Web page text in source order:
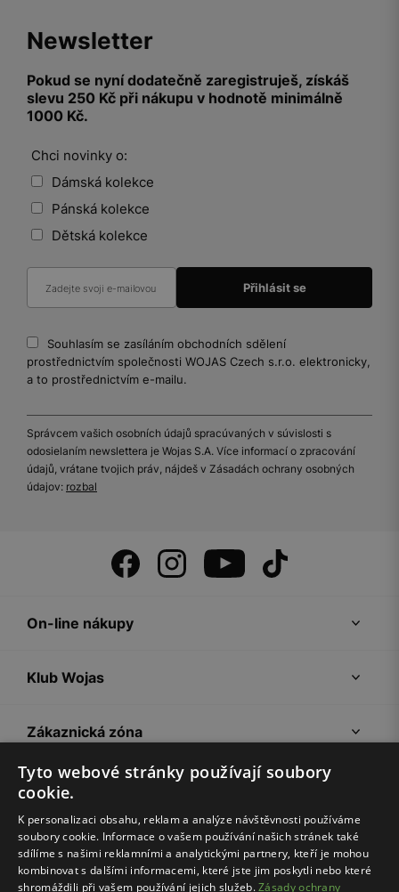
Newsletter
Pokud se nyní dodatečně zaregistruješ, získáš
slevu 250 Kč při nákupu v hodnotě minimálně
1000 Kč.
Chci novinky o:
Dámská kolekce
Pánská kolekce
Dětská kolekce
Souhlasím se zasíláním obchodních sdělení
prostřednictvím společnosti WOJAS Czech s.r.o. elektronicky,
a to prostřednictvím e-mailu.
Správcem vašich osobních údajů spracúvaných v súvislosti s
odosielaním newslettera je Wojas S.A. Více informací o zpracování
údajů, vrátane tvojich práv, nájdeš v Zásadách ochrany osobných
údajov: rozbal
On-line nákupy
Klub Wojas
Zákaznická zóna
Společnost Wojas
Rady
Tyto webové stránky používají soubory
cookie.
K personalizaci obsahu, reklam a analýze návštěvnosti používáme
soubory cookie. Informace o vašem používání našich stránek také
sdílíme s našimi reklamními a analytickými partnery, kteří je mohou
kombinovat s dalšími informacemi, které jste jim poskytli nebo které
shromáždili při vašem používání jejich služeb.Zásady ochrany